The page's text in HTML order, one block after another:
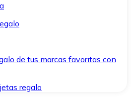
de tus marcas favoritas con
regalo